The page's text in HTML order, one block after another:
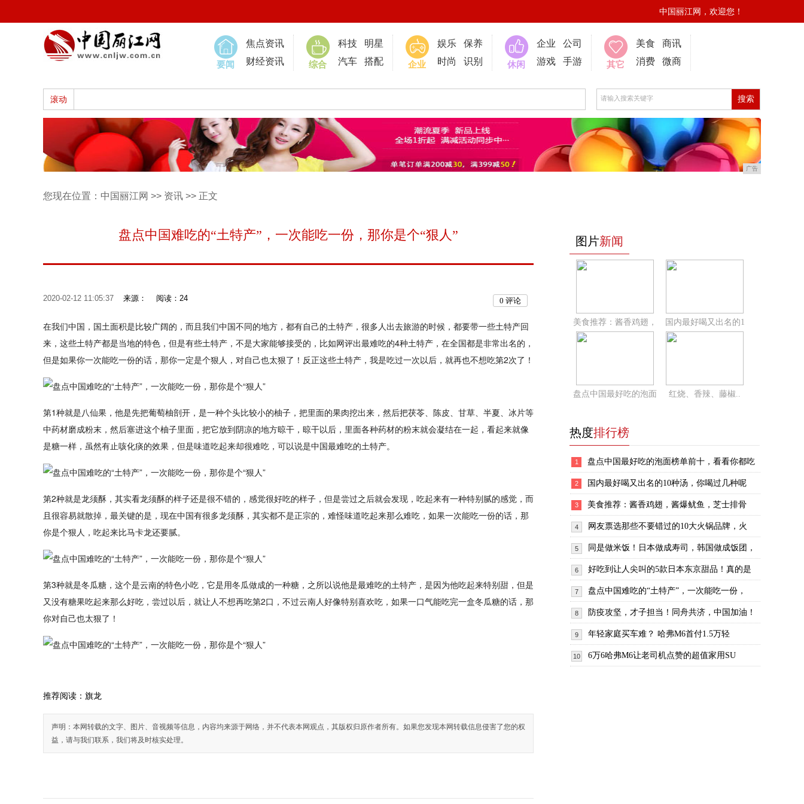
中国丽江网，欢迎您！
要闻
焦点资讯
财经资讯
综合
科技
明星
汽车
搭配 企业
娱乐
保养
时尚
识别 休闲
企业
公司
游戏
手游 其它
美食
商讯
消费
微商
滚动
广告
您现在位置： 中国丽江网 >> 资讯 >> 正文
盘点中国难吃的“土特产”，一次能吃一份，那你是个“狠人”
2020-02-12 11:05:37 来源： 阅读：24 0 评论
在我们中国，国土面积是比较广阔的，而且我们中国不同的地方，都有自己的土特产，很多人出去旅游的时候，都要带一些土特产回
来，这些土特产都是当地的特色，但是有些土特产，不是大家能够接受的，比如网评出最难吃的4种土特产，在全国都是非常出名的，
但是如果你一次能吃一份的话，那你一定是个狠人，对自己也太狠了！反正这些土特产，我是吃过一次以后，就再也不想吃第2次了！
第1种就是八仙果，他是先把葡萄柚剖开，是一种个头比较小的柚子，把里面的果肉挖出来，然后把茯苓、陈皮、甘草、半夏、冰片等
中药材磨成粉末，然后塞进这个柚子里面，把它放到阴凉的地方晾干，晾干以后，里面各种药材的粉末就会凝结在一起，看起来就像
是糖一样，虽然有止咳化痰的效果，但是味道吃起来却很难吃，可以说是中国最难吃的土特产。
第2种就是龙须酥，其实看龙须酥的样子还是很不错的，感觉很好吃的样子，但是尝过之后就会发现，吃起来有一种特别腻的感觉，而
且很容易就散掉，最关键的是，现在中国有很多龙须酥，其实都不是正宗的，难怪味道吃起来那么难吃，如果一次能吃一份的话，那
你是个狠人，吃起来比马卡龙还要腻。
第3种就是冬瓜糖，这个是云南的特色小吃，它是用冬瓜做成的一种糖，之所以说他是最难吃的土特产，是因为他吃起来特别甜，但是
又没有糖果吃起来那么好吃，尝过以后，就让人不想再吃第2口，不过云南人好像特别喜欢吃，如果一口气能吃完一盒冬瓜糖的话，那
你对自己也太狠了！
推荐阅读： 旗龙
声明：本网转载的文字、图片、音视频等信息，内容均来源于网络，并不代表本网观点，其版权归原作者所有。如果您发现本网转载信息侵害了您的权
益，请与我们联系，我们将及时核实处理。
图片新闻
美食推荐：酱香鸡翅， 国内最好喝又出名的1
盘点中国最好吃的泡面 红烧、香辣、藤椒..
热度排行榜
1 盘点中国最好吃的泡面榜单前十，看看你都吃
2 国内最好喝又出名的10种汤，你喝过几种呢
3 美食推荐：酱香鸡翅，酱爆鱿鱼，芝士排骨
4 网友票选那些不要错过的10大火锅品牌，火
5 同是做米饭！日本做成寿司，韩国做成饭团，
6 好吃到让人尖叫的5款日本东京甜品！真的是
7 盘点中国难吃的“土特产”，一次能吃一份，
8 防疫攻坚，才子担当！同舟共济，中国加油！
9 年轻家庭买车难？ 哈弗M6首付1.5万轻
10 6万6哈弗M6让老司机点赞的超值家用SU